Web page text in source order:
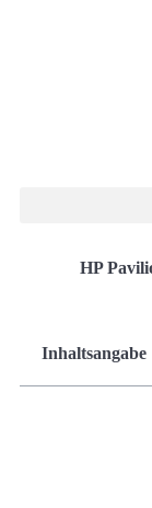
HP
Inhaltsangabe